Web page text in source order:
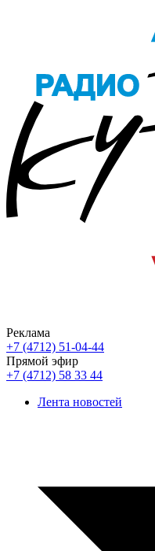
Реклама
+7 (4712) 51-04-44
Прямой эфир
+7 (4712) 58 33 44
Лента новостей